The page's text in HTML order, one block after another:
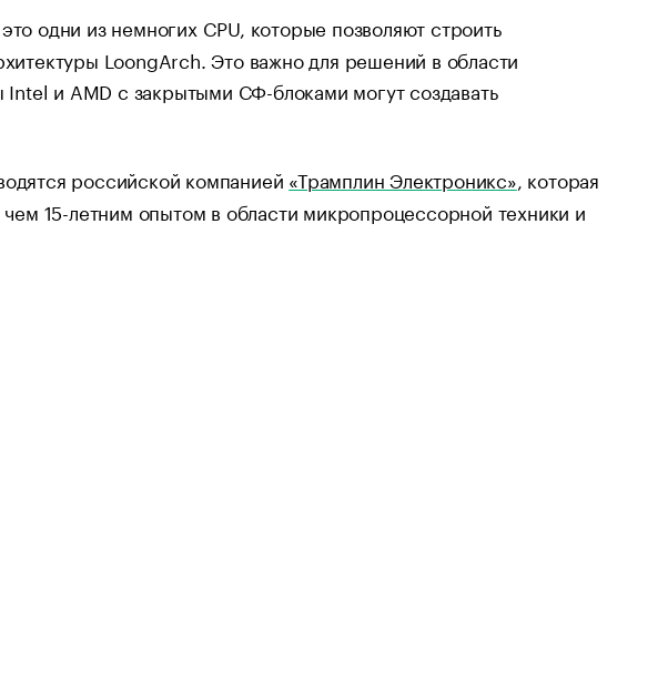
одни из немногих CPU, которые позволяют строить
LoongArch. Это важно для решений в области
и AMD с закрытыми СФ-блоками могут создавать
российской компанией «Трамплин Электроникс» , которая
15-летним опытом в области микропроцессорной техники и